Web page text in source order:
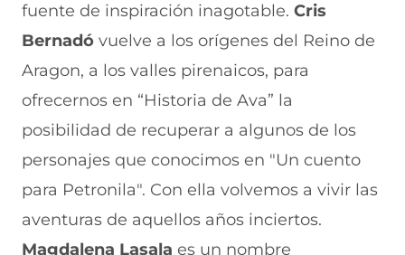
fuente de inspiración inagotable. Cris
Bernadó vuelve a los orígenes del Reino de
Aragon, a los valles pirenaicos, para
ofrecernos en “Historia de Ava” la
posibilidad de recuperar a algunos de los
personajes que conocimos en "Un cuento
para Petronila". Con ella volvemos a vivir las
aventuras de aquellos años inciertos.
Magdalena Lasala es un nombre